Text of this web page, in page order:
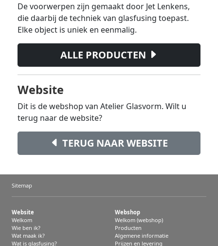
De voorwerpen zijn gemaakt door Jet Lenkens,
die daarbij de techniek van glasfusing toepast.
Elke object is uniek en eenmalig.
ALLE PRODUCTEN
Website
Dit is de webshop van Atelier Glasvorm. Wilt u
terug naar de website?
TERUG NAAR WEBSITE
Sitemap
Website
Welkom
Wie ben ik?
Wat maak ik?
Wat is glasfusing?
Webshop
Welkom (webshop)
Producten
Algemene informatie
Prijzen en levering